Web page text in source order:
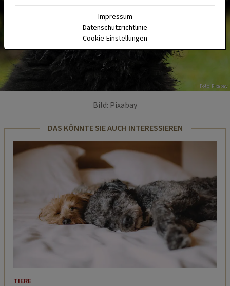
Foto: Pixabay
Bild: Pixabay
DAS KÖNNTE SIE AUCH INTERESSIEREN
TIERE
Impressum
Datenschutzrichtlinie
Cookie-Einstellungen